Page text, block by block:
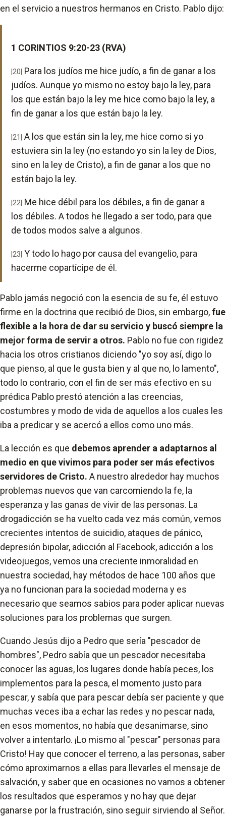
en el servicio a nuestros hermanos en Cristo. Pablo dijo:
1 CORINTIOS 9:20-23 (RVA)
|20| Para los judíos me hice judío, a fin de ganar a los
judíos. Aunque yo mismo no estoy bajo la ley, para
los que están bajo la ley me hice como bajo la ley, a
fin de ganar a los que están bajo la ley.
|21| A los que están sin la ley, me hice como si yo
estuviera sin la ley (no estando yo sin la ley de Dios,
sino en la ley de Cristo), a fin de ganar a los que no
están bajo la ley.
|22| Me hice débil para los débiles, a fin de ganar a
los débiles. A todos he llegado a ser todo, para que
de todos modos salve a algunos.
|23| Y todo lo hago por causa del evangelio, para
hacerme copartícipe de él.
Pablo jamás negoció con la esencia de su fe, él estuvo
firme en la doctrina que recibió de Dios, sin embargo,fue
flexible a la hora de dar su servicio y buscó siempre la
mejor forma de servir a otros. Pablo no fue con rigidez
hacia los otros cristianos diciendo "yo soy así, digo lo
que pienso, al que le gusta bien y al que no, lo lamento",
todo lo contrario, con el fin de ser más efectivo en su
prédica Pablo prestó atención a las creencias,
costumbres y modo de vida de aquellos a los cuales les
iba a predicar y se acercó a ellos como uno más.
La lección es que debemos aprender a adaptarnos al
medio en que vivimos para poder ser más efectivos
servidores de Cristo. A nuestro alrededor hay muchos
problemas nuevos que van carcomiendo la fe, la
esperanza y las ganas de vivir de las personas. La
drogadicción se ha vuelto cada vez más común, vemos
crecientes intentos de suicidio, ataques de pánico,
depresión bipolar, adicción al Facebook, adicción a los
videojuegos, vemos una creciente inmoralidad en
nuestra sociedad, hay métodos de hace 100 años que
ya no funcionan para la sociedad moderna y es
necesario que seamos sabios para poder aplicar nuevas
soluciones para los problemas que surgen.
Cuando Jesús dijo a Pedro que sería "pescador de
hombres", Pedro sabía que un pescador necesitaba
conocer las aguas, los lugares donde había peces, los
implementos para la pesca, el momento justo para
pescar, y sabía que para pescar debía ser paciente y que
muchas veces iba a echar las redes y no pescar nada,
en esos momentos, no había que desanimarse, sino
volver a intentarlo. ¡Lo mismo al "pescar" personas para
Cristo! Hay que conocer el terreno, a las personas, saber
cómo aproximarnos a ellas para llevarles el mensaje de
salvación, y saber que en ocasiones no vamos a obtener
los resultados que esperamos y no hay que dejar
ganarse por la frustración, sino seguir sirviendo al Señor.